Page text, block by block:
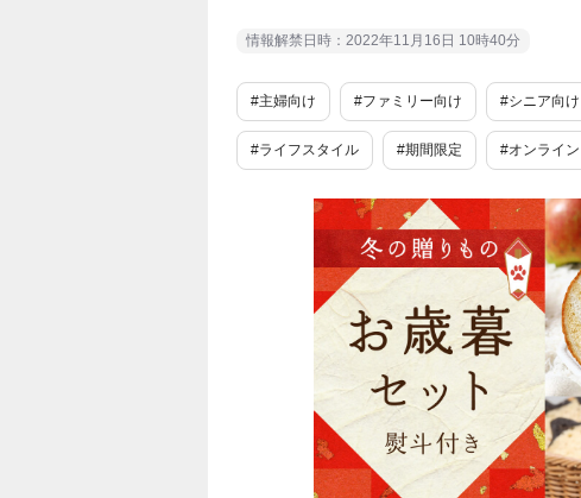
情報解禁日時：2022年11月16日 10時40分
#主婦向け #ファミリー向け #シニア向け
#ライフスタイル #期間限定 #オンライン